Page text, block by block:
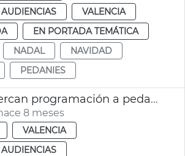
VALENCIA
EN PORTADA TEMÁTICA
NADAL
NAVIDAD
PEDANIES
Els CMJ acercan programación a pedanias
8 meses
VALENCIA